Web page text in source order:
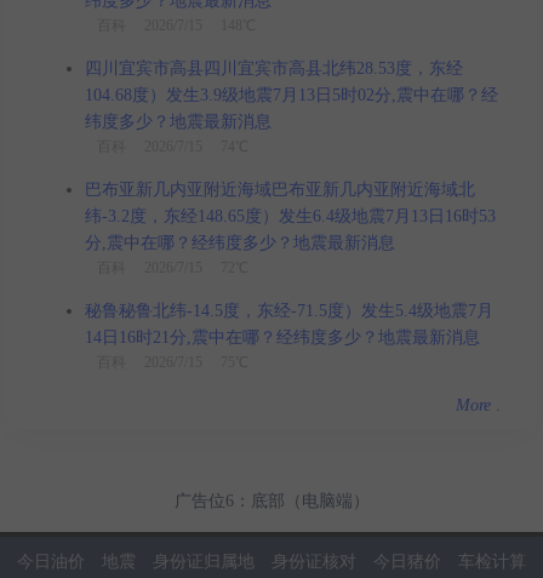
四川宜宾市高县四川宜宾市高县北纬28.53度，东经
104.68度）发生3.9级地震7月13日5时02分,震中在哪？经
纬度多少？地震最新消息
巴布亚新几内亚附近海域巴布亚新几内亚附近海域北
纬-3.2度，东经148.65度）发生6.4级地震7月13日16时53
分,震中在哪？经纬度多少？地震最新消息
秘鲁秘鲁北纬-14.5度，东经-71.5度）发生5.4级地震7月
14日16时21分,震中在哪？经纬度多少？地震最新消息
More
广告位6：底部（电脑端）
今日油价 地震 身份证归属地 身份证核对 今日猪价 车检计算